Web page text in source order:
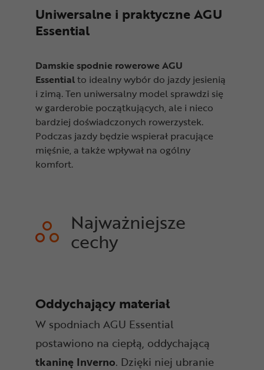
Uniwersalne i praktyczne AGU
Essential
Damskie spodnie rowerowe AGU
Essentialto idealny wybór do jazdy jesienią
i zimą. Ten uniwersalny model sprawdzi się
w garderobie początkujących, ale i nieco
bardziej doświadczonych rowerzystek.
Podczas jazdy będzie wspierał pracujące
mięśnie, a także wpływał na ogólny
komfort.
Najważniejsze
cechy
Oddychający materiał
W spodniach AGU Essential
postawiono na ciepłą, oddychającą
tkaninę Inverno. Dzięki niej ubranie